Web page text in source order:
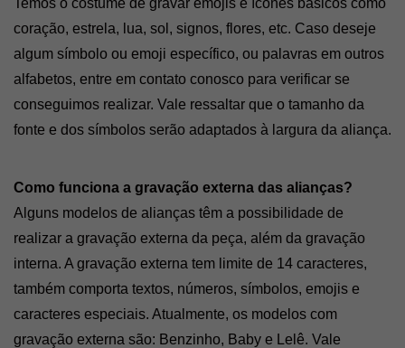
Temos o costume de gravar emojis e ícones básicos como
coração, estrela, lua, sol, signos, flores, etc. Caso deseje
algum símbolo ou emoji específico, ou palavras em outros
alfabetos, entre em contato conosco para verificar se
conseguimos realizar. Vale ressaltar que o tamanho da
fonte e dos símbolos serão adaptados à largura da aliança.
Como funciona a gravação externa das alianças?
Alguns modelos de alianças têm a possibilidade de
realizar a gravação externa da peça, além da gravação
interna. A gravação externa tem limite de 14 caracteres,
também comporta textos, números, símbolos, emojis e
caracteres especiais. Atualmente, os modelos com
gravação externa são: Benzinho, Baby e Lelê. Vale